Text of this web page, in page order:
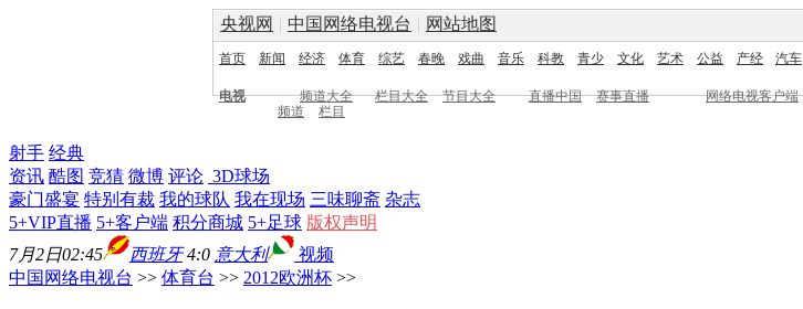
央视网 | 中国网络电视台 | 网站地图
首页 新闻 经济 体育 综艺 春晚 戏曲 音乐 科教 青少 文化 艺术 公益 产经 汽车
电视 频道大全 栏目大全 节目大全 直播中国 赛事直播 网络电视客户端
频道
栏目
射手 经典
资讯 酷图 竞猜 微博 评论 3D球场
豪门盛宴 特别有裁 我的球队 我在现场 三味聊斋 杂志
5+VIP直播 5+客户端 积分商城 5+足球 版权声明
7月2日02:45
西班牙4:0 意大利
视频
中国网络电视台 >> 体育台 >> 2012欧洲杯 >>